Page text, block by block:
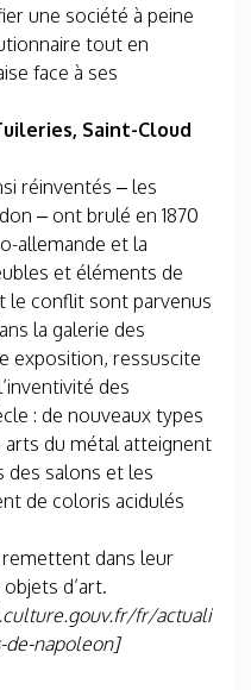
une société à peine
tout en
face à ses
Saint-Cloud
réinventés – les
– ont brulé en 1870
allemande et la
et éléments de
le conflit sont parvenus
la galerie des
exposition, ressuscite
des
: de nouveaux types
arts du métal atteignent
des salons et les
de coloris acidulés
dans leur
d’art.
fr/actuali
de-napoleon]